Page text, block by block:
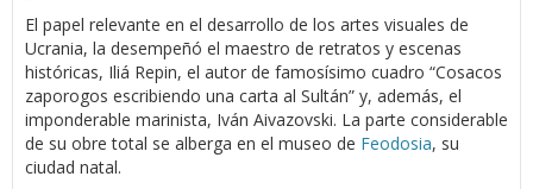
El papel relevante en el desarrollo de los artes visuales de
Ucrania, la desempeñó el maestro de retratos y escenas
históricas, Iliá Repin, el autor de famosísimo cuadro “Cosacos
zaporogos escribiendo una carta al Sultán” y, además, el
imponderable marinista, Iván Aivazovski. La parte considerable
de su obre total se alberga en el museo de Feodosia, su
ciudad natal.